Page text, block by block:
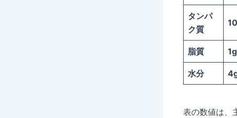
タンパ
ク質
脂質 1g
水分
表の数値は、